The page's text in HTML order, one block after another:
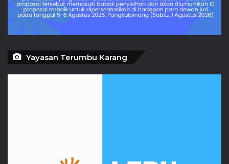
Yayasan Terumbu Karang